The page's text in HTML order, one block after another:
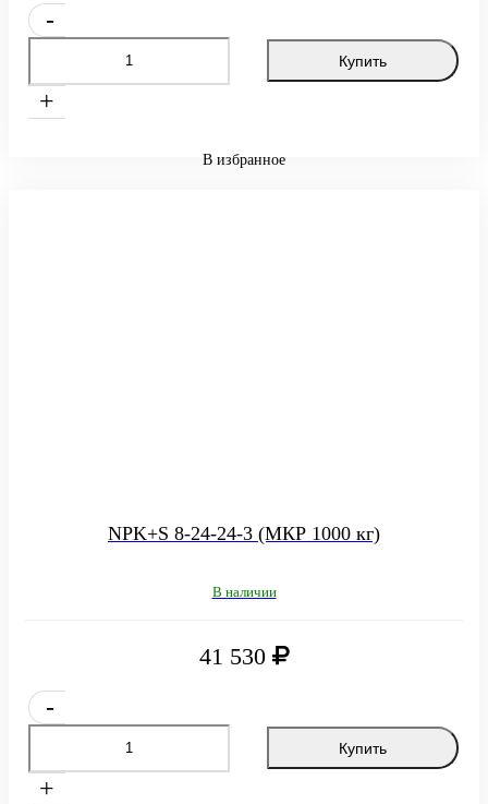
-
+
Купить
В избранное
NPK+S 8-24-24-3 (МКР 1000 кг)
В наличии
41 530
-
+
Купить